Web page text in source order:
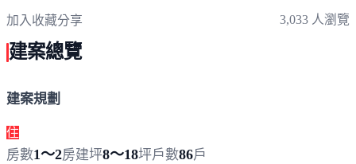
加入收藏分享 3,033 人瀏覽
建案總覽
建案規劃
住
房數1～2房建坪8～18坪戶數86戶